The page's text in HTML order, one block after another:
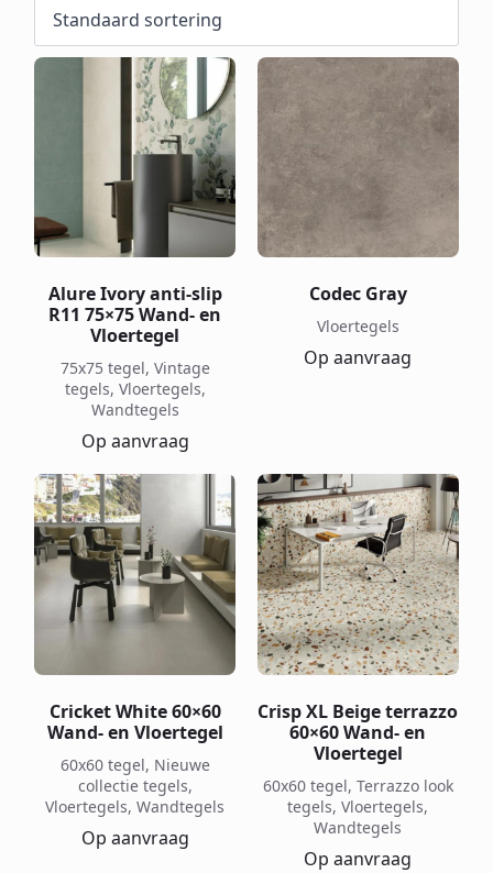
75x75 tegel, Vintage
tegels, Vloertegels,
Wandtegels
Alure Ivory anti-slip
R11 75×75 Wand- en
Vloertegel
Op aanvraag
Vloertegels
Codec Gray
Op aanvraag
60x60 tegel, Nieuwe
collectie tegels,
Vloertegels, Wandtegels
Cricket White 60×60
Wand- en Vloertegel
Op aanvraag
60x60 tegel, Terrazzo look
tegels, Vloertegels,
Wandtegels
Crisp XL Beige terrazzo
60×60 Wand- en
Vloertegel
Op aanvraag